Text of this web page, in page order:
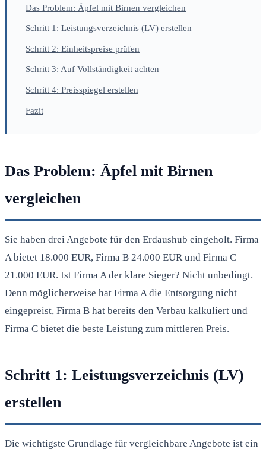
Das Problem: Äpfel mit Birnen vergleichen
Schritt 1: Leistungsverzeichnis (LV) erstellen
Schritt 2: Einheitspreise prüfen
Schritt 3: Auf Vollständigkeit achten
Schritt 4: Preisspiegel erstellen
Fazit
Das Problem: Äpfel mit Birnen
vergleichen
Sie haben drei Angebote für den Erdaushub eingeholt. Firma
A bietet 18.000 EUR, Firma B 24.000 EUR und Firma C
21.000 EUR. Ist Firma A der klare Sieger? Nicht unbedingt.
Denn möglicherweise hat Firma A die Entsorgung nicht
eingepreist, Firma B hat bereits den Verbau kalkuliert und
Firma C bietet die beste Leistung zum mittleren Preis.
Schritt 1: Leistungsverzeichnis (LV)
erstellen
Die wichtigste Grundlage für vergleichbare Angebote ist ein